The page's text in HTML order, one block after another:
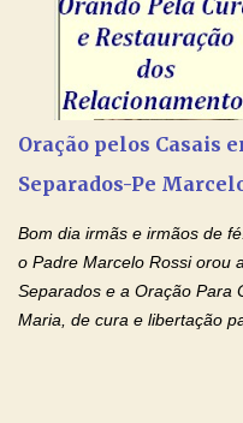
Amém. Novena a Nhá
celestiais através da
(Rezar durante nove dias
recorro a vós como
necessidades humanas.
entregueis nas mãos do
o pedido). Acolhei, Nhá
Oração pelos Casais
Separados-Pe
Bom dia irmãs e irmãos de
o Padre Marcelo Rossi orou
Separados e a Oração Para
Maria, de cura e libertação